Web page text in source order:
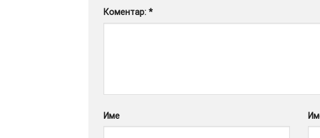
Коментар: *
Име